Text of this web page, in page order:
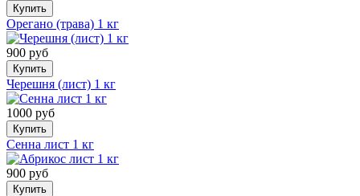
Купить
Орегано (трава) 1 кг
900 руб
Купить
Черешня (лист) 1 кг
1000 руб
Купить
Сенна лист 1 кг
900 руб
Купить